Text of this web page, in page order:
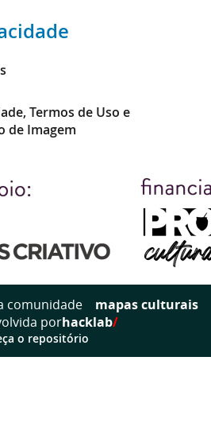
Termos de Uso e
de Imagem
comunidade
mapas culturais
porhacklab/
o repositório